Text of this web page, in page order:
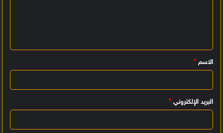
ي
ق
الاسم *
البريد الإلكتروني *